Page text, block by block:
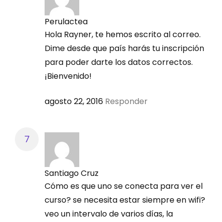
catálogos y la información existente.
EXAMEN
18 octubre
* Horario de Clases: Verifique el Horario para su
Importante:Las tarifas de inscripción no incluyen
gastos de envío de certificado en forma física.
Perulactea
Hola Rayner, te hemos escrito al correo.
Dime desde que país harás tu inscripción
para poder darte los datos correctos.
¡Bienvenido!
agosto 22, 2016 Responder
Santiago Cruz
Cómo es que uno se conecta para ver el
curso? se necesita estar siempre en wifi?
veo un intervalo de varios días, la